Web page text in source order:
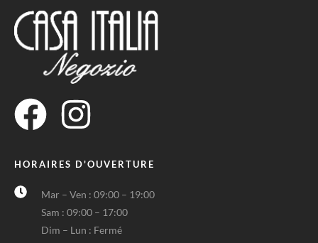
HORAIRES D'OUVERTURE
Mar – Ven : 09:00 – 19:00
Sam : 09:00 – 17:00
Dim – Lun : Fermé